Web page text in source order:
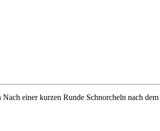
einer kurzen Runde Schnorcheln nach